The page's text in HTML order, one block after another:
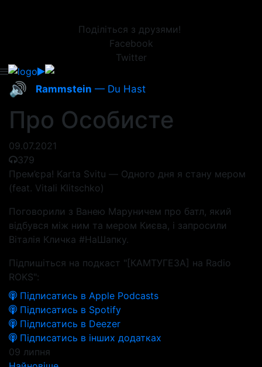
Поділіться з друзями!
Facebook
Twitter
🔊 Rammstein — Du Hast
Про Особисте
09.07.2021
379
Прем’єра! Karta Svitu — Одного дня я стану мером
(feat. Vitali Klitschko)
Поговорили з Ванею Маруничем про батл, який
відбувся між ним та мером Києва, і запросили
Віталія Кличка #НаШапку.
Підпишіться на подкаст "[КАМТУГЕЗА] на Radio
ROKS":
Підписатись в Apple Podcasts
Підписатись в Spotify
Підписатись в Deezer
Підписатись в інших додатках
09 липня